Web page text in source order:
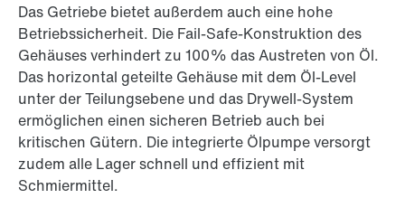
Das Getriebe bietet außerdem auch eine hohe
Betriebssicherheit. Die Fail-Safe-Konstruktion des
Gehäuses verhindert zu 100% das Austreten von Öl.
Das horizontal geteilte Gehäuse mit dem Öl-Level
unter der Teilungsebene und das Drywell-System
ermöglichen einen sicheren Betrieb auch bei
kritischen Gütern. Die integrierte Ölpumpe versorgt
zudem alle Lager schnell und effizient mit
Schmiermittel.